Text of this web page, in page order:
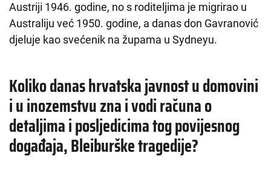
Austriji 1946. godine, no s roditeljima je migrirao u
Australiju već 1950. godine, a danas don Gavranović
djeluje kao svećenik na župama u Sydneyu.
Koliko danas hrvatska javnost u domovini
i u inozemstvu zna i vodi računa o
detaljima i posljedicima tog povijesnog
događaja, Bleiburške tragedije?